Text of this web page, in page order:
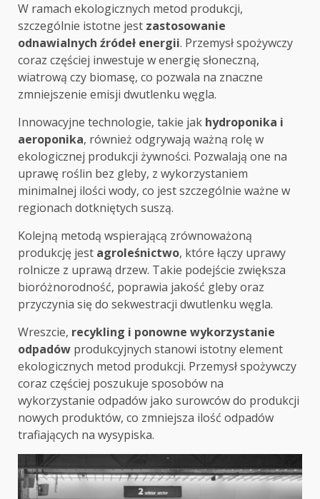
W ramach ekologicznych metod produkcji,
szczególnie istotne jest zastosowanie
odnawialnych źródeł energii. Przemysł spożywczy
coraz częściej inwestuje w energię słoneczną,
wiatrową czy biomasę, co pozwala na znaczne
zmniejszenie emisji dwutlenku węgla.
Innowacyjne technologie, takie jak hydroponika i
aeroponika, również odgrywają ważną rolę w
ekologicznej produkcji żywności. Pozwalają one na
uprawę roślin bez gleby, z wykorzystaniem
minimalnej ilości wody, co jest szczególnie ważne w
regionach dotkniętych suszą.
Kolejną metodą wspierającą zrównoważoną
produkcję jest agroleśnictwo, które łączy uprawy
rolnicze z uprawą drzew. Takie podejście zwiększa
bioróżnorodność, poprawia jakość gleby oraz
przyczynia się do sekwestracji dwutlenku węgla.
Wreszcie, recykling i ponowne wykorzystanie
odpadów produkcyjnych stanowi istotny element
ekologicznych metod produkcji. Przemysł spożywczy
coraz częściej poszukuje sposobów na
wykorzystanie odpadów jako surowców do produkcji
nowych produktów, co zmniejsza ilość odpadów
trafiających na wysypiska.